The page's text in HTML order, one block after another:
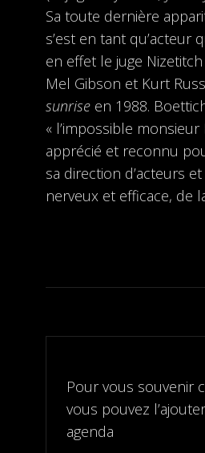
Sa toute dernière
s’est en tant qu’acteur
en effet le juge
Mel Gibson et Kurt
sunriseen 1988.
« l’impossible monsieur
apprécié et reconnu
sa direction d’acteurs
nerveux et efficace, de
Pour vous souvenir
vous pouvez
agenda